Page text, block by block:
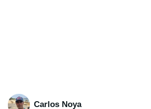
Carlos Noya